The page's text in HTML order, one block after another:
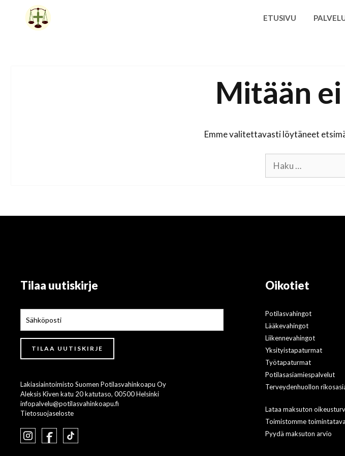
sisältöön
ETUSIVU
Mitään
Emme valitettavasti löytäneet
Tilaa uutiskirje
Lakiasiaintoimisto Suomen Potilasvahinkoapu Oy
Aleksis Kiven katu 20 katutaso, 00500 Helsinki
infopalvelu@potilasvahinkoapu.fi
Tietosuojaseloste
Oikotiet
Potilasvahingot
Lääkevahingot
Liikennevahingot
Yksityistapaturmat
Työtapaturmat
Potilasasiamiespalvelut
Terveydenhuollon
Lataa maksuton
Toimistomme
Pyydä maksuton arvio